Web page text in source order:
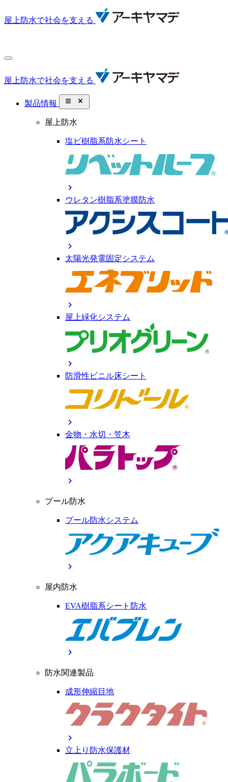
屋上防水で社会を支える
屋上防水で社会を支える
製品情報 close_small
屋上防水
塩ビ樹脂系防水シート
chevron_right
ウレタン樹脂系塗膜防水
chevron_right
太陽光発電固定システム
chevron_right
屋上緑化システム
chevron_right
防滑性ビニル床シート
chevron_right
金物・水切・笠木
chevron_right
プール防水
プール防水システム
chevron_right
屋内防水
EVA樹脂系シート防水
chevron_right
防水関連製品
成形伸縮目地
chevron_right
立上り防水保護材